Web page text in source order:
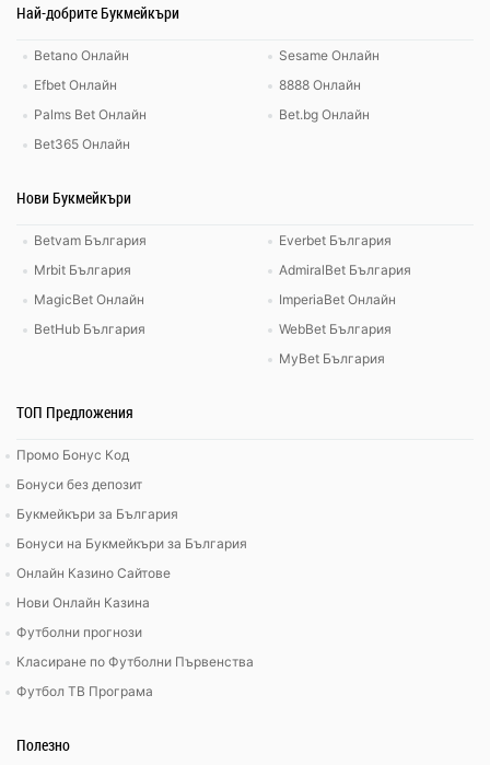
Най-добрите Букмейкъри
Betano Онлайн
Efbet Онлайн
Palms Bet Онлайн
Bet365 Онлайн
Sesame Онлайн
8888 Онлайн
Bet.bg Онлайн
Нови Букмейкъри
Betvam България
Mrbit България
MagicBet Онлайн
BetHub България
Everbet България
AdmiralBet България
ImperiaBet Онлайн
WebBet България
MyBet България
ТОП Предложения
Промо Бонус Код
Бонуси без депозит
Букмейкъри за България
Бонуси на Букмейкъри за България
Онлайн Казино Сайтове
Нови Онлайн Казина
Футболни прогнози
Класиране по Футболни Първенства
Футбол ТВ Програма
Полезно